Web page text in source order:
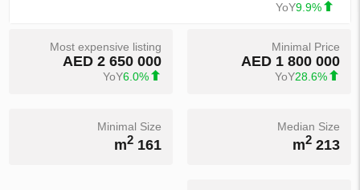
9.9%
YoY
Minimal Price
1 800 000 AED
28.6%
YoY
Most expensive listing
2 650 000 AED
6.0%
YoY
Median Size
213 m
2
Minimal Size
161 m
2